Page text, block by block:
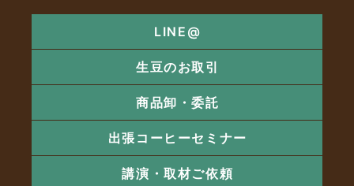
LINE@
生豆のお取引
商品卸・委託
出張コーヒーセミナー
講演・取材ご依頼